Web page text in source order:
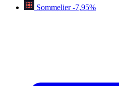
Sommelier -7,95%